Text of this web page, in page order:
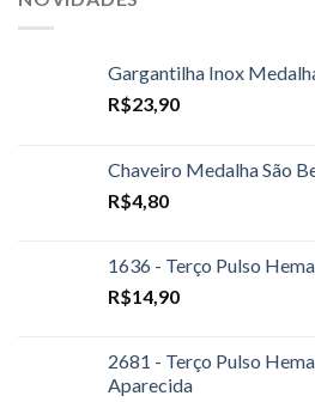
Gargantilha Inox
R$23,90
Chaveiro Medalha São
R$4,80
1636 - Terço Pulso
R$14,90
2681 - Terço Pulso
Aparecida